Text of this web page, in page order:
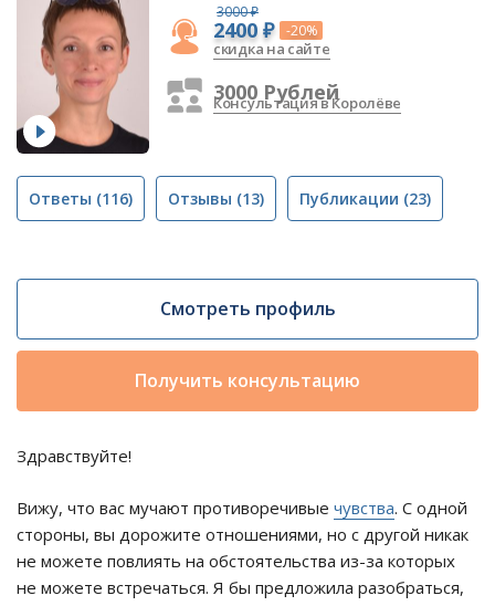
3000 ₽
2400 ₽ -20%
скидка на сайте
3000 Рублей
Консультация в Королёве
Ответы (116) Отзывы (13) Публикации (23)
Смотреть профиль
Получить консультацию
Здравствуйте!
Вижу, что вас мучают противоречивые чувства. С одной
стороны, вы дорожите отношениями, но с другой никак
не можете повлиять на обстоятельства из-за которых
не можете встречаться. Я бы предложила разобраться,